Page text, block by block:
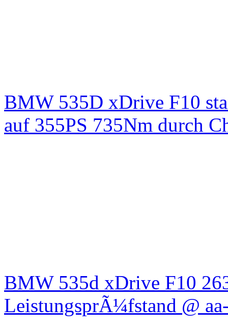
BMW 535D xDrive F10
auf 355PS 735Nm durch
BMW 535d xDrive F10
LeistungsprÃ¼fstand @